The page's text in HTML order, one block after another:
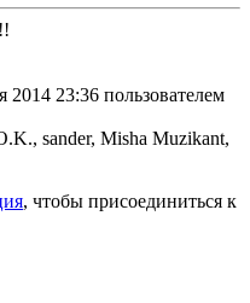
2014 23:36 пользователем
, sander, Misha Muzikant,
, чтобы присоединиться к